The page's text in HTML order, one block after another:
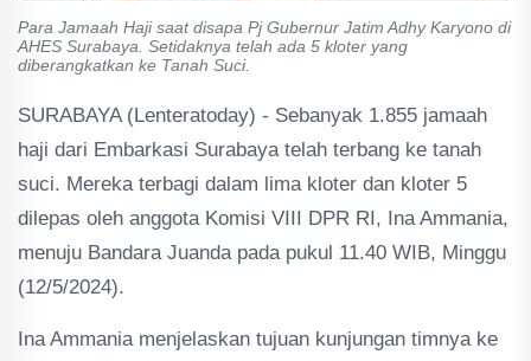
Para Jamaah Haji saat disapa Pj Gubernur Jatim Adhy Karyono di
AHES Surabaya. Setidaknya telah ada 5 kloter yang
diberangkatkan ke Tanah Suci.
SURABAYA (Lenteratoday) - Sebanyak 1.855 jamaah
haji dari Embarkasi Surabaya telah terbang ke tanah
suci. Mereka terbagi dalam lima kloter dan kloter 5
dilepas oleh anggota Komisi VIII DPR RI, Ina Ammania,
menuju Bandara Juanda pada pukul 11.40 WIB, Minggu
(12/5/2024).
Ina Ammania menjelaskan tujuan kunjungan timnya ke